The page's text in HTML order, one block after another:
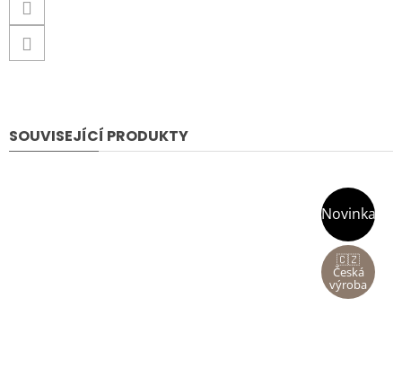
SOUVISEJÍCÍ PRODUKTY
Novinka
🇨🇿
Česká
výroba